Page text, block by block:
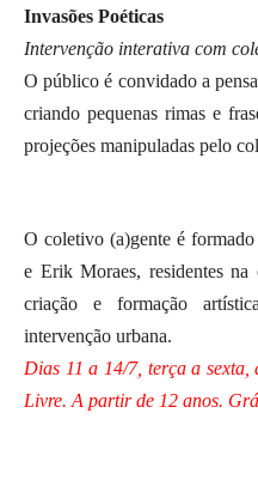
Invasões Poéticas
Intervenção interativa com
O público é convidado a
criando pequenas rimas e
projeções manipuladas pelo
O coletivo (a)gente é
e Erik Moraes, residentes na
criação e formação
intervenção urbana.
Dias 11 a 14/7, terça a
Livre. A partir de 12 anos.